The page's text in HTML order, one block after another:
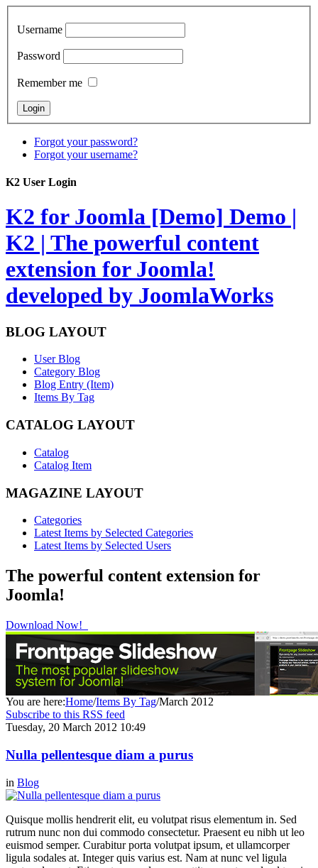
Username
Password
Remember me
Forgot your password?
Forgot your username?
K2 User Login
K2 for Joomla [Demo] Demo |
K2 | The powerful content
extension for Joomla!
developed by JoomlaWorks
BLOG LAYOUT
User Blog
Category Blog
Blog Entry (Item)
Items By Tag
CATALOG LAYOUT
Catalog
Catalog Item
MAGAZINE LAYOUT
Categories
Latest Items by Selected Categories
Latest Items by Selected Users
The powerful content extension for
Joomla!
Download Now!
You are here:Home/Items By Tag/March 2012
Subscribe to this RSS feed
Tuesday, 20 March 2012 10:49
Nulla pellentesque diam a purus
in Blog
Quisque mollis hendrerit elit, eu volutpat risus elementum in. Sed
rutrum nunc non dui commodo consectetur. Praesent eu nibh ut leo
euismod semper. Curabitur porta volutpat ipsum, et ullamcorper
ligula sodales at. Integer quis varius est. Nam at nunc vel ligula